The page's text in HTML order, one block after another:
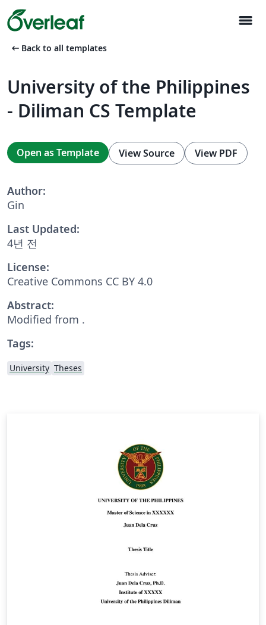
menu
arrow_left_alt Back to all templates
University of the Philippines
- Diliman CS Template
Open as Template View Source View PDF
Author:
Gin
Last Updated:
4년 전
License:
Creative Commons CC BY 4.0
Abstract:
Modified from .
Tags:
University Theses